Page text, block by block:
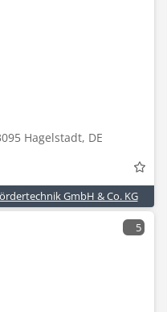
Hagelstadt, DE
GmbH & Co. KG
5